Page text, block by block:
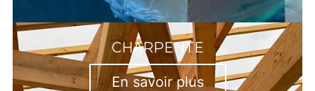
CHARPENTE
En savoir plus